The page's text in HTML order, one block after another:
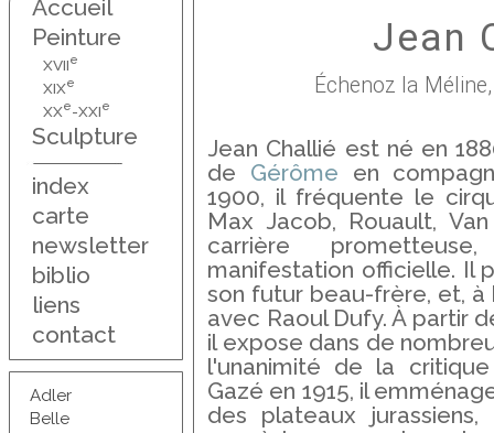
Accueil
Peinture
XVIIe
XIXe
XXe-XXIe
Sculpture
index
carte
newsletter
biblio
liens
contact
Adler
Belle
Jean
Échenoz la
Jean Challié est né en
de Gérôme en
1900, il fréquente le
Max Jacob, Rouault,
carrière
manifestation officielle. Il
son futur beau-frère, et,
avec Raoul Dufy. À partir
il expose dans de
l'unanimité de la critique
Gazé en 1915, il
des plateaux